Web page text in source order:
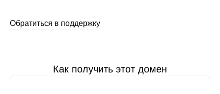
Обратиться в поддержку
Как получить этот домен